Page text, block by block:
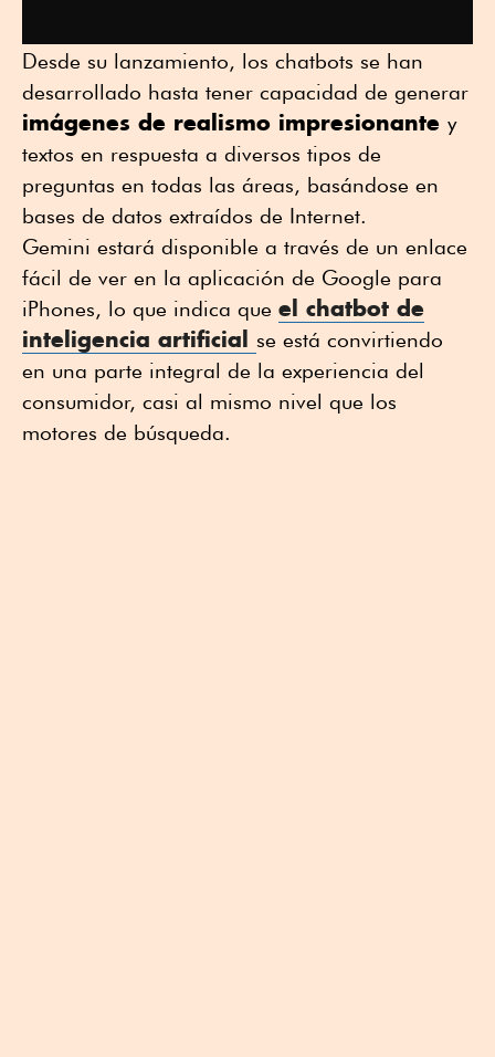
Desde su lanzamiento, los chatbots se han
desarrollado hasta tener capacidad de generar
imágenes de realismo impresionante y
textos en respuesta a diversos tipos de
preguntas en todas las áreas, basándose en
bases de datos extraídos de Internet.
Gemini estará disponible a través de un enlace
fácil de ver en la aplicación de Google para
iPhones, lo que indica que el chatbot de
inteligencia artificial se está convirtiendo
en una parte integral de la experiencia del
consumidor, casi al mismo nivel que los
motores de búsqueda.